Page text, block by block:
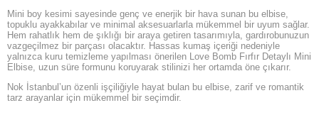
Mini boy kesimi sayesinde genç ve enerjik bir hava sunan bu elbise,
topuklu ayakkabılar ve minimal aksesuarlarla mükemmel bir uyum sağlar.
Hem rahatlık hem de şıklığı bir araya getiren tasarımıyla, gardırobunuzun
vazgeçilmez bir parçası olacaktır. Hassas kumaş içeriği nedeniyle
yalnızca kuru temizleme yapılması önerilen Love Bomb Fırfır Detaylı Mini
Elbise, uzun süre formunu koruyarak stilinizi her ortamda öne çıkarır.
Nok İstanbul’un özenli işçiliğiyle hayat bulan bu elbise, zarif ve romantik
tarz arayanlar için mükemmel bir seçimdir.